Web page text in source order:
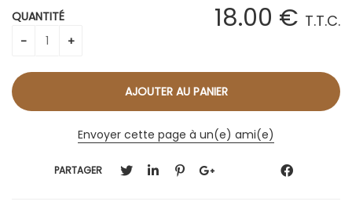
18.00 € T.T.C.
QUANTITÉ
Envoyer cette page à un(e) ami(e)
PARTAGER